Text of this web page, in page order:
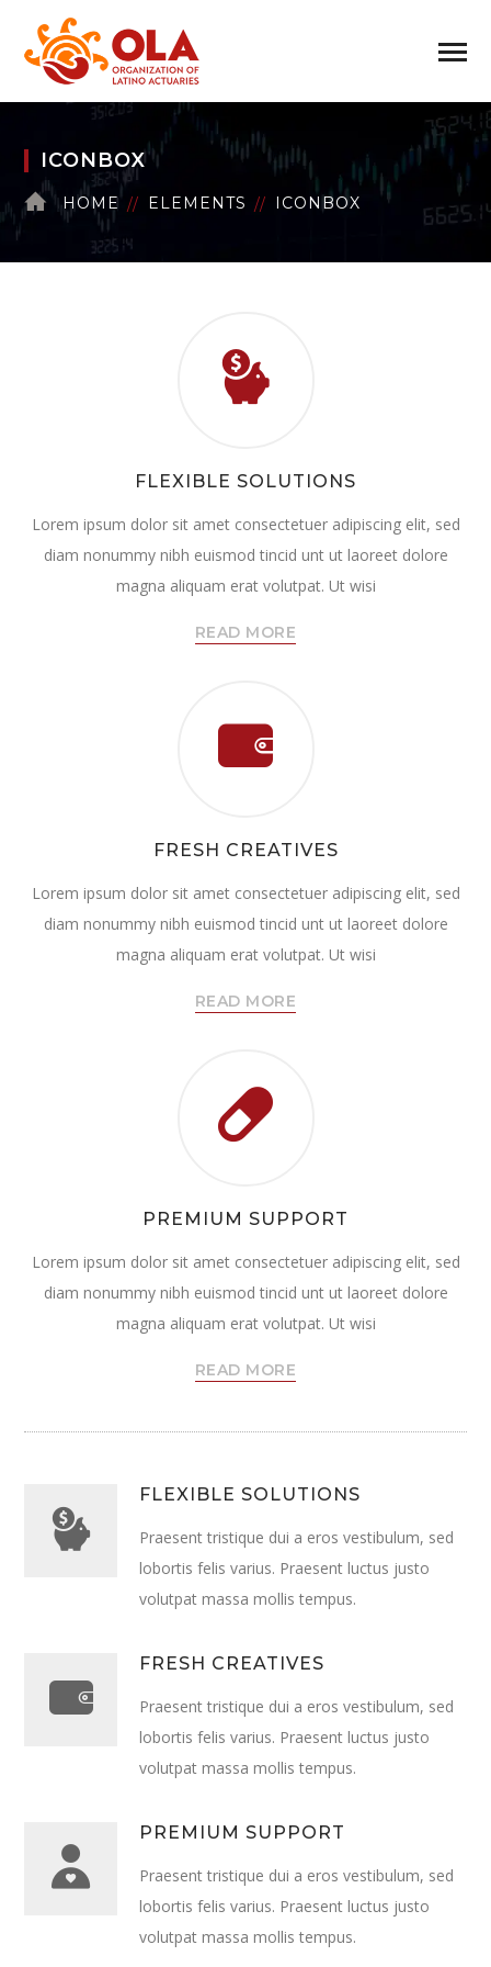
ICONBOX
HOME ELEMENTS ICONBOX
FLEXIBLE SOLUTIONS
Lorem ipsum dolor sit amet consectetuer adipiscing elit, sed
diam nonummy nibh euismod tincid unt ut laoreet dolore
magna aliquam erat volutpat. Ut wisi
READ MORE
FRESH CREATIVES
Lorem ipsum dolor sit amet consectetuer adipiscing elit, sed
diam nonummy nibh euismod tincid unt ut laoreet dolore
magna aliquam erat volutpat. Ut wisi
READ MORE
PREMIUM SUPPORT
Lorem ipsum dolor sit amet consectetuer adipiscing elit, sed
diam nonummy nibh euismod tincid unt ut laoreet dolore
magna aliquam erat volutpat. Ut wisi
READ MORE
FLEXIBLE SOLUTIONS
Praesent tristique dui a eros vestibulum, sed
lobortis felis varius. Praesent luctus justo
volutpat massa mollis tempus.
FRESH CREATIVES
Praesent tristique dui a eros vestibulum, sed
lobortis felis varius. Praesent luctus justo
volutpat massa mollis tempus.
PREMIUM SUPPORT
Praesent tristique dui a eros vestibulum, sed
lobortis felis varius. Praesent luctus justo
volutpat massa mollis tempus.